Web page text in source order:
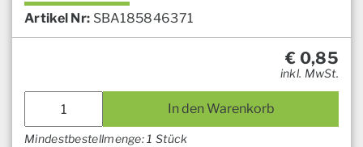
Artikel Nr: SBA185846371
€ 0,85
inkl. MwSt.
In den Warenkorb
Mindestbestellmenge: 1 Stück